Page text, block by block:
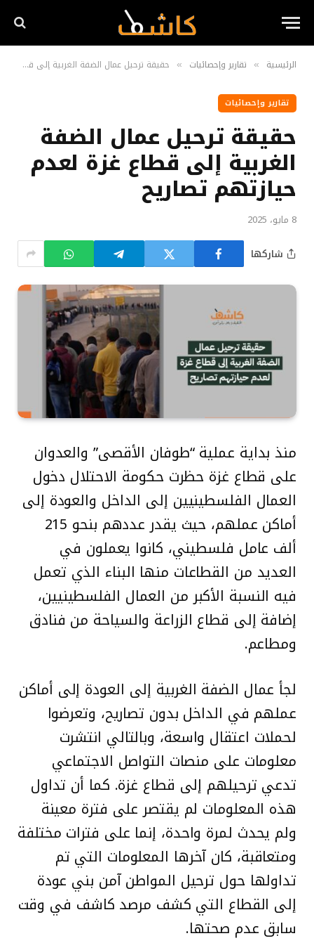
الرئيسية » تقارير وإحصائيات » حقيقة ترحيل عمال الضفة الغربية إلى قطاع غزة لعدم حيازتهم تصاريح
تقارير وإحصائيات
حقيقة ترحيل عمال الضفة
الغربية إلى قطاع غزة لعدم
حيازتهم تصاريح
8 مايو، 2025
شاركها
منذ بداية عملية “طوفان الأقصى” والعدوان
على قطاع غزة حظرت حكومة الاحتلال دخول
العمال الفلسطينيين إلى الداخل والعودة إلى
أماكن عملهم، حيث يقدر عددهم بنحو 215
ألف عامل فلسطيني، كانوا يعملون في
العديد من القطاعات منها البناء الذي تعمل
فيه النسبة الأكبر من العمال الفلسطينيين،
إضافة إلى قطاع الزراعة والسياحة من فنادق
ومطاعم.
لجأ عمال الضفة الغربية إلى العودة إلى أماكن
عملهم في الداخل بدون تصاريح، وتعرضوا
لحملات اعتقال واسعة، وبالتالي انتشرت
معلومات على منصات التواصل الاجتماعي
تدعي ترحيلهم إلى قطاع غزة. كما أن تداول
هذه المعلومات لم يقتصر على فترة معينة
ولم يحدث لمرة واحدة، إنما على فترات مختلفة
ومتعاقبة، كان آخرها المعلومات التي تم
تداولها حول ترحيل المواطن آمن بني عودة
إلى القطاع التي كشف مرصد كاشف في وقت
سابق عدم صحتها.